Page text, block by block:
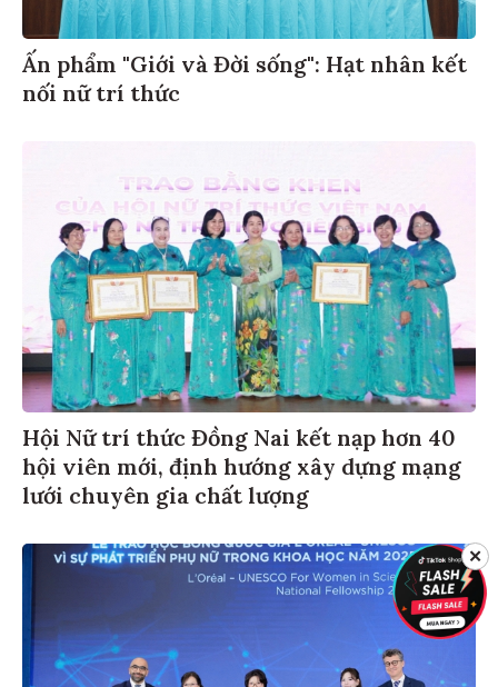
Ấn phẩm "Giới và Đời sống": Hạt nhân kết
nối nữ trí thức
Hội Nữ trí thức Đồng Nai kết nạp hơn 40
hội viên mới, định hướng xây dựng mạng
lưới chuyên gia chất lượng
✕